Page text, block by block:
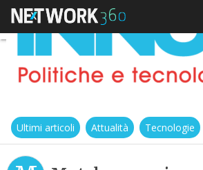
Ultimi articoli Attualità Tecnologie